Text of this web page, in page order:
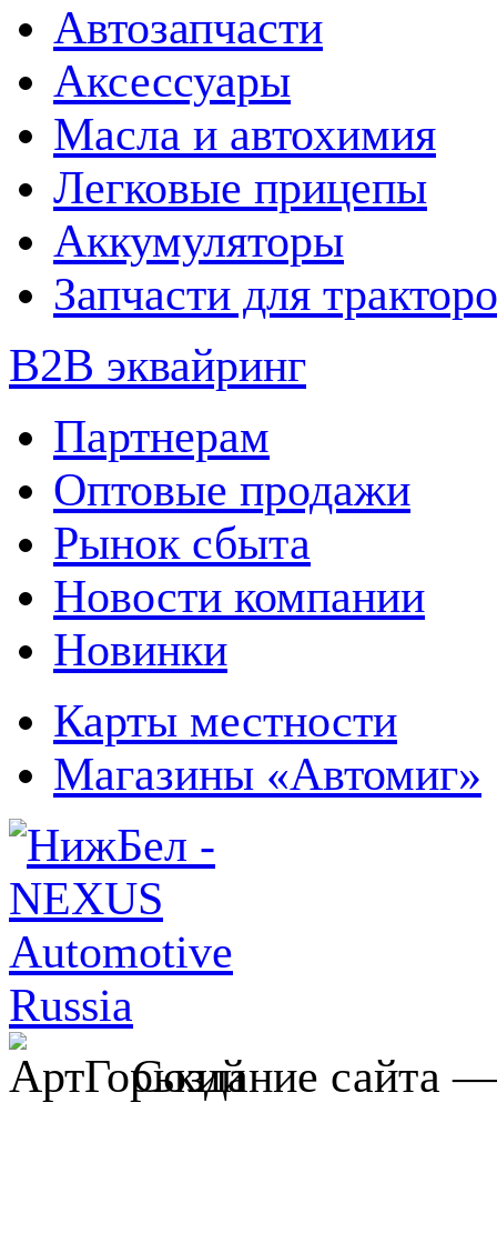
Автозапчасти
Аксессуары
Масла и автохимия
Легковые прицепы
Аккумуляторы
Запчасти для
B2B эквайринг
Партнерам
Оптовые продажи
Рынок сбыта
Новости компании
Новинки
Карты местности
Магазины «Автомиг»
Создание сайта